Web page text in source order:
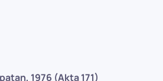
1976 (Akta 171)